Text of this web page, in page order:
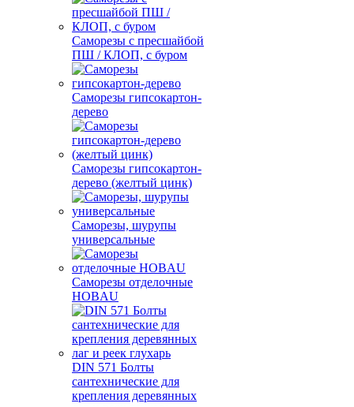
Саморезы с пресшайбой
ПШ / КЛОП, с буром
Саморезы гипсокартон-
дерево
Саморезы гипсокартон-
дерево (желтый цинк)
Саморезы, шурупы
универсальные
Саморезы отделочные
HOBAU
DIN 571 Болты
сантехнические для
крепления деревянных